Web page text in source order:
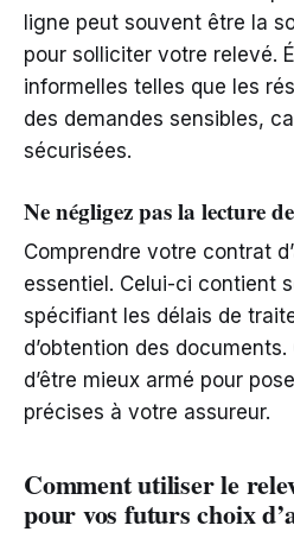
ligne peut souvent être la
pour solliciter votre relevé.
informelles telles que les
des demandes sensibles,
sécurisées.
Ne négligez pas la lecture
Comprendre votre contrat
essentiel. Celui-ci contient
spécifiant les délais de
d’obtention des
d’être mieux armé pour
précises à votre assureur.
Comment utiliser le
pour vos futurs choix